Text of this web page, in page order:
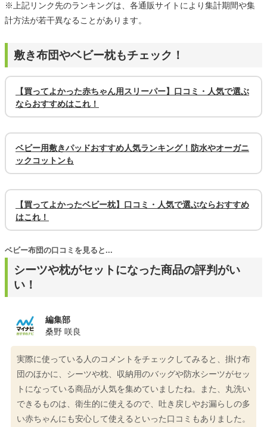
※上記リンク先のランキングは、各通販サイトにより集計期間や集
計方法が若干異なることがあります。
敷き布団やベビー枕もチェック！
【買ってよかった赤ちゃん用スリーパー】口コミ・人気で選ぶ
ならおすすめはこれ！
ベビー用敷きパッドおすすめ人気ランキング！防水やオーガニ
ックコットンも
【買ってよかったベビー枕】口コミ・人気で選ぶならおすすめ
はこれ！
シーツや枕がセットになった商品の評判がい
い！
ベビー布団の口コミを見ると...
編集部
桑野 咲良
実際に使っている人のコメントをチェックしてみると、掛け布
団のほかに、シーツや枕、収納用のバッグや防水シーツがセッ
トになっている商品が人気を集めていましたね。また、丸洗い
できるものは、衛生的に使えるので、吐き戻しやお漏らしの多
い赤ちゃんにも安心して使えるといった口コミもありました。